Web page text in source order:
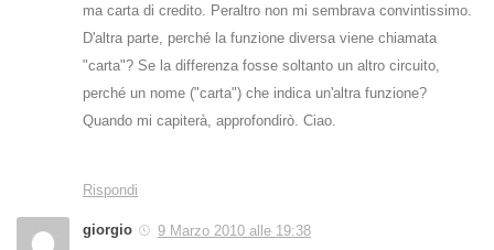
ma carta di credito. Peraltro non mi sembrava convintissimo.
D'altra parte, perché la funzione diversa viene chiamata
"carta"? Se la differenza fosse soltanto un altro circuito,
perché un nome ("carta") che indica un'altra funzione?
Quando mi capiterà, approfondirò. Ciao.
Rispondi
giorgio
9 Marzo 2010 alle 19:38